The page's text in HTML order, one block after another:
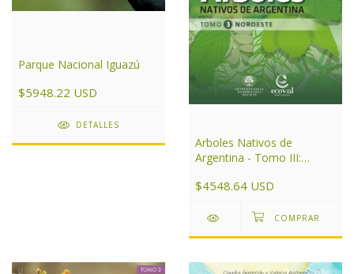
Parque Nacional Iguazú
$5948.22 USD
DETALLES
Arboles Nativos de
Argentina - Tomo III:
$4548.64 USD